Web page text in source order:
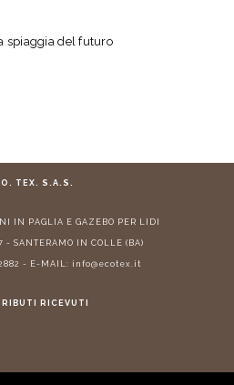
spiaggia del futuro
TEX. S.A.S.
IN PAGLIA E GAZEBO PER LIDI
- SANTERAMO IN COLLE (BA)
- E-MAIL: info@ecotex.it
RICEVUTI